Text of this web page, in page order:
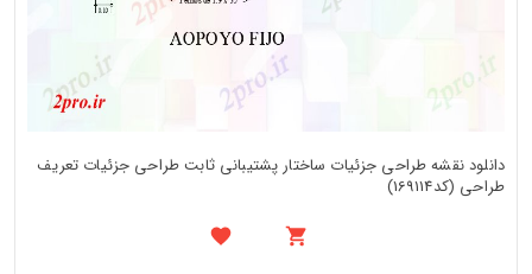
دانلود نقشه طراحی جزئیات ساختار پشتیبانی ثابت طراحی جزئیات تعریف
طراحی (کد169114)